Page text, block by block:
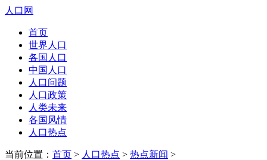
人口网
首页
世界人口
各国人口
中国人口
人口问题
人口政策
人类未来
各国风情
人口热点
当前位置： 首页 > 人口热点 > 热点新闻 >